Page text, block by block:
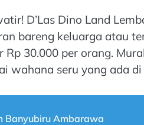
D’Las Dino Land
bareng keluarga atau
30.000 per orang.
wahana seru yang ada di
Banyubiru Ambarawa